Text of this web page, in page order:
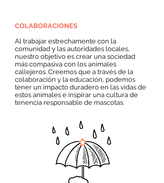
COLABORACIONES
Al trabajar estrechamente con la
comunidad y las autoridades locales,
nuestro objetivo es crear una sociedad
más compasiva con los animales
callejeros. Creemos que a través de la
colaboración y la educación, podemos
tener un impacto duradero en las vidas de
estos animales e inspirar una cultura de
tenencia responsable de mascotas.